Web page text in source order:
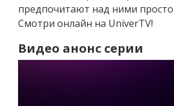
предпочитают над ними просто
Смотри онлайн на UniverTV!
Видео анонс серии